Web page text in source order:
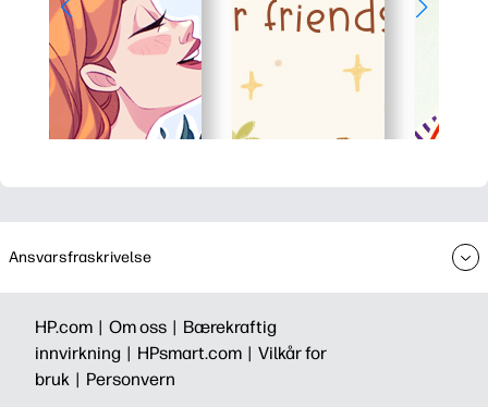
Ansvarsfraskrivelse
HP.com | Om oss | Bærekraftig
innvirkning | HPsmart.com | Vilkår for
bruk | Personvern